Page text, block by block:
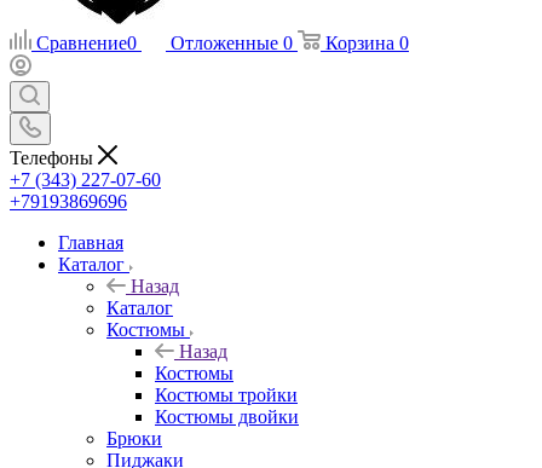
Сравнение0 Отложенные 0 Корзина 0
Телефоны
+7 (343) 227-07-60
+79193869696
Главная
Каталог
Назад
Каталог
Костюмы
Назад
Костюмы
Костюмы тройки
Костюмы двойки
Брюки
Пиджаки